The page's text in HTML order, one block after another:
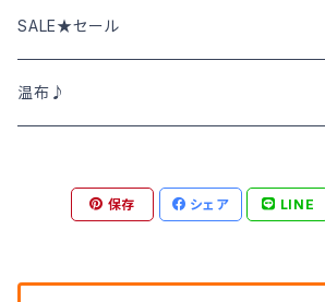
Grin グリン
トップス
NATURAL LAUNDRY ナチュラルランドリー
SWEET CAMEL スウィートキャメル
M・J・G エム,ジ,ジェ
パンツ･スカート
ニット･アウター
ワンピース
カットソー
SALE★セール
春夏物SALE
BOTOMS ボトムス
温布♪
保存 シェア LINE